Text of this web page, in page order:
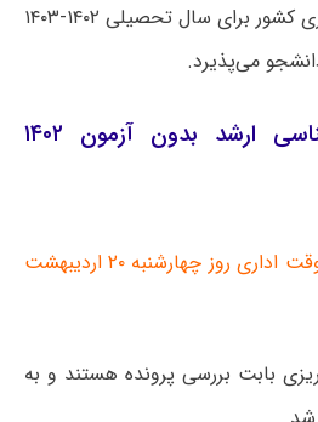
دانشگاه‌های دولتی سراسری کشور برای سال تحصیلی ۱۴۰۲-۱۴۰۳
می‌پذیرد.
زمان ثبت نام کارشناسی ارشد بدون آزمون ۱۴۰۲
تا پایان وقت اداری روز چهارشنبه ۲۰ اردیبهشت
بابت بررسی پرونده هستند و به